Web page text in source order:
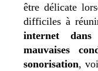
être délicate
difficiles à
internet
mauvaises
sonorisation,